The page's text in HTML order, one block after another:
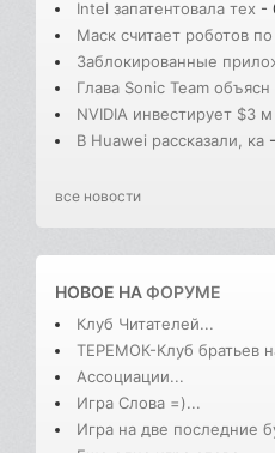
Intel запатентовала тех -
Маск считает роботов по
Заблокированные
Глава Sonic Team объясн
NVIDIA инвестирует $3 м
В Huawei рассказали, ка
все новости
НОВОЕ НАФОРУМЕ
Клуб Читателей...
ТЕРЕМОК-Клуб братьев
Ассоциации...
Игра Слова =)...
Игра на две последние